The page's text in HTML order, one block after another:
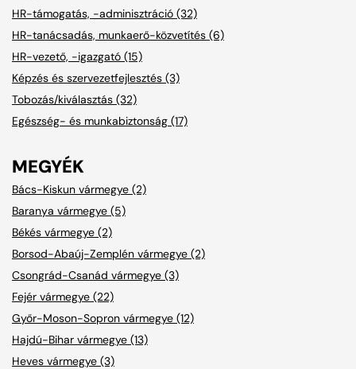
HR-támogatás, -adminisztráció (32)
HR-tanácsadás, munkaerő-közvetítés (6)
HR-vezető, -igazgató (15)
Képzés és szervezetfejlesztés (3)
Tobozás/kiválasztás (32)
Egészség- és munkabiztonság (17)
MEGYÉK
Bács-Kiskun vármegye (2)
Baranya vármegye (5)
Békés vármegye (2)
Borsod-Abaúj-Zemplén vármegye (2)
Csongrád-Csanád vármegye (3)
Fejér vármegye (22)
Győr-Moson-Sopron vármegye (12)
Hajdú-Bihar vármegye (13)
Heves vármegye (3)